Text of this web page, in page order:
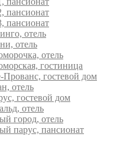
пансионат
пансионат
отель
отель
отель
гостиница
гостевой дом
отель
гостевой дом
отель
город, отель
парус, пансионат